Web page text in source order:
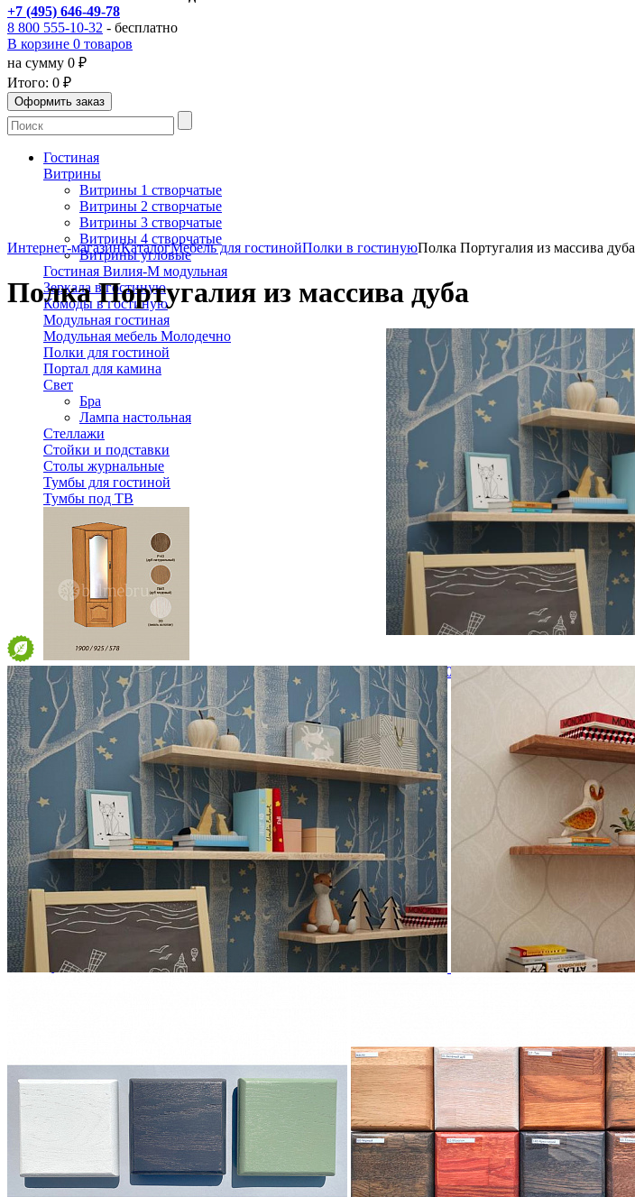
+7 (495) 646-49-78
8 800 555-10-32 - бесплатно
В корзине 0 товаров
на сумму 0 ₽
Итого: 0 ₽
Гостиная
Витрины
Витрины 1 створчатые
Витрины 2 створчатые
Витрины 3 створчатые
Витрины 4 створчатые
Витрины угловые
Гостиная Вилия-М модульная
Зеркала в гостиную
Комоды в гостиную
Модульная гостиная
Модульная мебель Молодечно
Полки для гостиной
Портал для камина
Свет
Бра
Лампа настольная
Стеллажи
Стойки и подставки
Столы журнальные
Тумбы для гостиной
Тумбы под ТВ
Модульная гостиная Вилия-М Шкаф комбинированный №10 ГЗ-01
68 724 ₽
Спальня
Деревянные кровати с подъемным механизмом
Кровати односпальные с подъемным механизмом
Кровати двуспальные с подъемным механизмом
Кровати полутороспальные с подъемным механизмом
Зеркала
Комоды
Кровати двуспальные
Кровати металлические
Кровати односпальные
Кровати полутороспальные
Решетки и настилы под матрас
Спальные гарнитуры
Тахта
Туалетные столики
Шкафы 2-х дверные для одежды и белья
Шкафы 3-х дверные для одежды и белья
Шкафы 4-х дверные для одежды и белья
Шкафы 5-ти дверные для одежды и белья
Шкафы 6-ти дверные для одежды и белья
Шкафы купе для одежды и белья
Шкафы угловые для одежды и белья
Ящики и короба
Интернет-магазинКаталогМебель для гостинойПолки в гостинуюПолка Португалия из массива дуба
Полка Португалия из массива дуба